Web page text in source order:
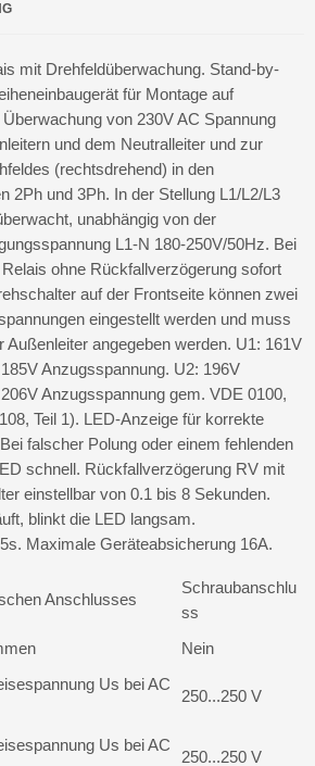
mit Drehfeldüberwachung. Stand-by-
für Montage auf
von 230V AC Spannung
und dem Neutralleiter und zur
(rechtsdrehend) in den
2Ph und 3Ph. In der Stellung L1/L2/L3
unabhängig von der
L1-N 180-250V/50Hz. Bei
ohne Rückfallverzögerung sofort
auf der Frontseite können zwei
eingestellt werden und muss
Außenleiter angegeben werden. U1: 161V
Anzugsspannung. U2: 196V
Anzugsspannung gem. VDE 0100,
Teil 1). LED-Anzeige für korrekte
falscher Polung oder einem fehlenden
schnell. Rückfallverzögerung RV mit
einstellbar von 0.1 bis 8 Sekunden.
blinkt die LED langsam.
Maximale Geräteabsicherung 16A.
Anschlusses
Schraubanschlu
ss
Nein
Us bei AC
250...250 V
Us bei AC
250...250 V